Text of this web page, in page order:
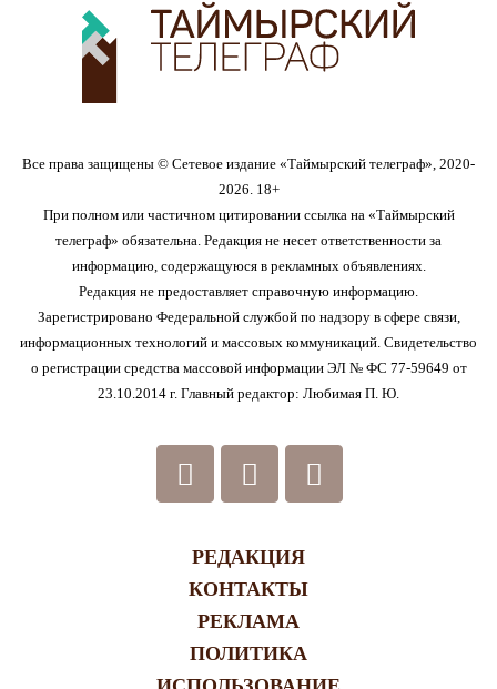
Все права защищены © Сетевое издание «Таймырский телеграф», 2020-
2026. 18+
При полном или частичном цитировании ссылка на «Таймырский
телеграф» обязательна. Редакция не несет ответственности за
информацию, содержащуюся в рекламных объявлениях.
Редакция не предоставляет справочную информацию.
Зарегистрировано Федеральной службой по надзору в сфере связи,
информационных технологий и массовых коммуникаций. Свидетельство
о регистрации средства массовой информации ЭЛ № ФС 77-59649 от
23.10.2014 г. Главный редактор: Любимая П. Ю.
РЕДАКЦИЯ
КОНТАКТЫ
РЕКЛАМА
ПОЛИТИКА